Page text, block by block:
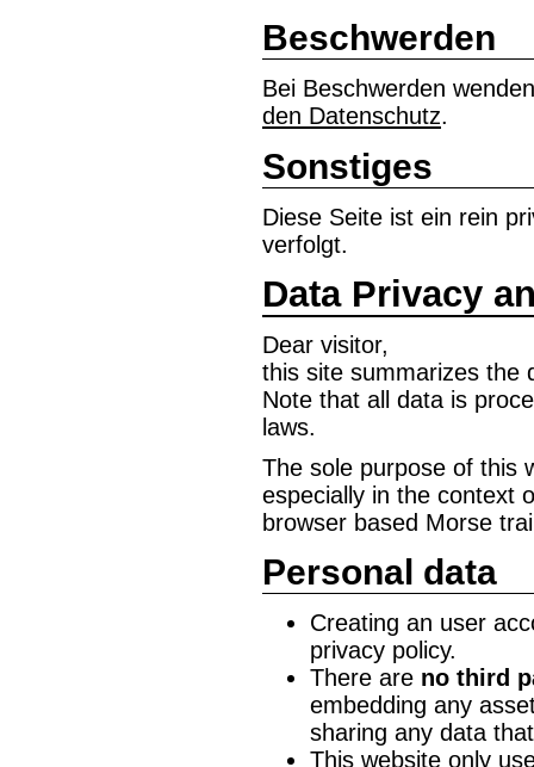
Beschwerden
Bei Beschwerden
den Datenschutz.
Sonstiges
Diese Seite ist ein rein
verfolgt.
Data Privacy
Dear visitor,
this site summarizes the
Note that all data is
laws.
The sole purpose of this
especially in the context
browser based Morse
Personal data
Creating an user
privacy policy.
There are no third
embedding any
sharing any data
This website only